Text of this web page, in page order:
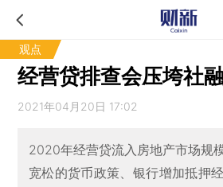
观点
经营贷排查会压垮社
2021年04月20日 17:02
2020年经营贷流入房地产市场规
宽松的货币政策、银行增加抵押